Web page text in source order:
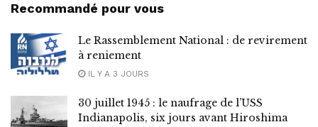
Recommandé pour vous
Le Rassemblement National : de revirement
à reniement
IL Y A 3 JOURS
30 juillet 1945 : le naufrage de l’USS
Indianapolis, six jours avant Hiroshima